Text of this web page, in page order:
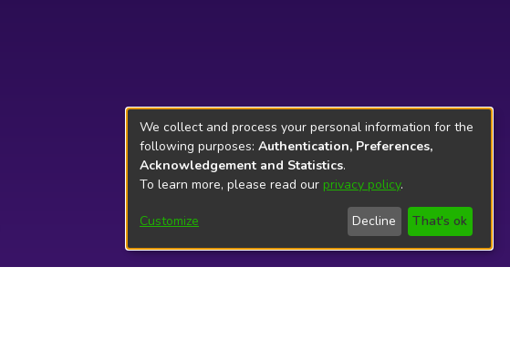
We collect and process your personal information for the
following purposes: Authentication, Preferences,
Acknowledgement and Statistics.
To learn more, please read our privacy policy.
Customize Decline That's ok